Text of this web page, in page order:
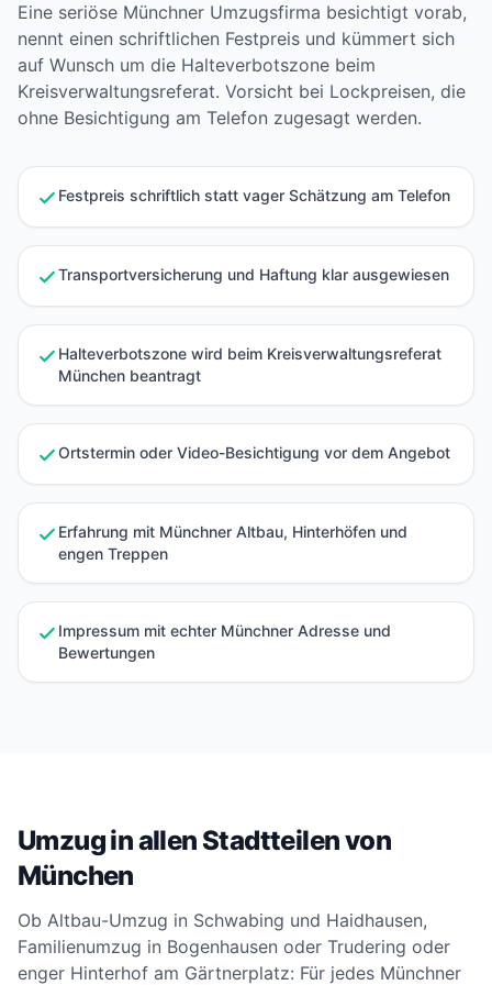
Eine seriöse Münchner Umzugsfirma besichtigt vorab,
nennt einen schriftlichen Festpreis und kümmert sich
auf Wunsch um die Halteverbotszone beim
Kreisverwaltungsreferat. Vorsicht bei Lockpreisen, die
ohne Besichtigung am Telefon zugesagt werden.
Festpreis schriftlich statt vager Schätzung am Telefon
Transportversicherung und Haftung klar ausgewiesen
Halteverbotszone wird beim Kreisverwaltungsreferat
München beantragt
Ortstermin oder Video-Besichtigung vor dem Angebot
Erfahrung mit Münchner Altbau, Hinterhöfen und
engen Treppen
Impressum mit echter Münchner Adresse und
Bewertungen
Umzug in allen Stadtteilen von
München
Ob Altbau-Umzug in Schwabing und Haidhausen,
Familienumzug in Bogenhausen oder Trudering oder
enger Hinterhof am Gärtnerplatz: Für jedes Münchner